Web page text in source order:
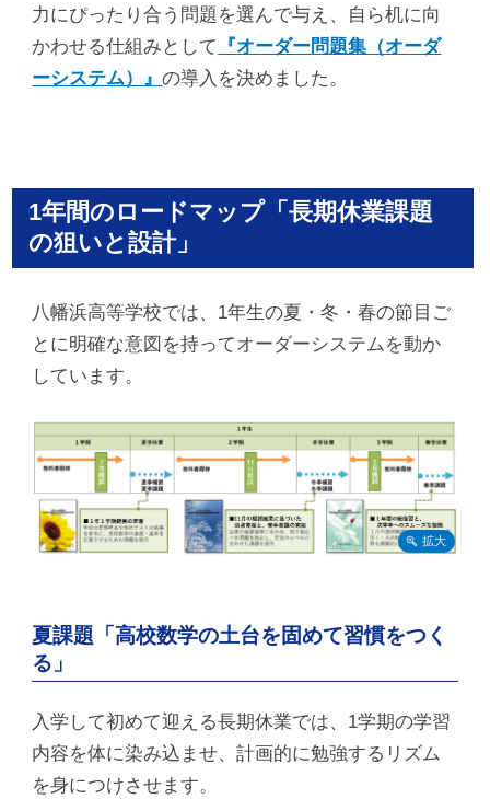
力にぴったり合う問題を選んで与え、自ら机に向
かわせる仕組みとして 『オーダー問題集（オーダ
ーシステム）』の導入を決めました。
1年間のロードマップ「長期休業課題
の狙いと設計」
八幡浜高等学校では、1年生の夏・冬・春の節目ご
とに明確な意図を持ってオーダーシステムを動か
しています。
夏課題「高校数学の土台を固めて習慣をつく
る」
入学して初めて迎える長期休業では、1学期の学習
内容を体に染み込ませ、計画的に勉強するリズム
を身につけさせます。